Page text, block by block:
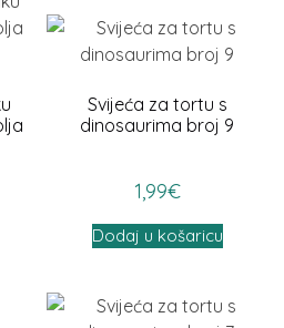
Svijeća za tortu s
dinosaurima broj 9
1,99€
Dodaj u košaricu